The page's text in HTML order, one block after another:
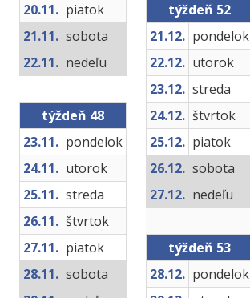
20.11. piatok
21.11. sobota
22.11. nedeľu
týždeň 48
23.11. pondelok
24.11. utorok
25.11. streda
26.11. štvrtok
27.11. piatok
28.11. sobota
týždeň 52
21.12. pondelok
22.12. utorok
23.12. streda
24.12. štvrtok
25.12. piatok
26.12. sobota
27.12. nedeľu
týždeň 53
28.12. pondelok